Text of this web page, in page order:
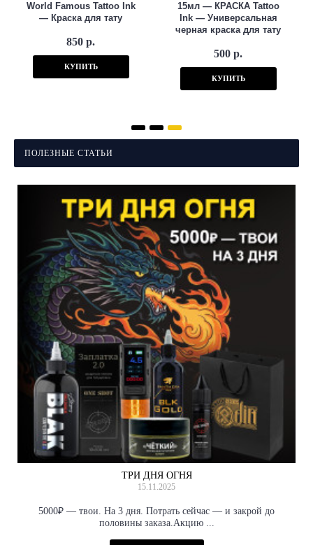
World Famous Tattoo Ink
— Краска для тату
850 р.
КУПИТЬ
15мл — КРАСКА Tattoo
Ink — Универсальная
черная краска для тату
500 р.
КУПИТЬ
ПОЛЕЗНЫЕ СТАТЬИ
ТРИ ДНЯ ОГНЯ
15.11.2025
5000₽ — твои. На 3 дня. Потрать сейчас — и закрой до
половины заказа.Акцию ...